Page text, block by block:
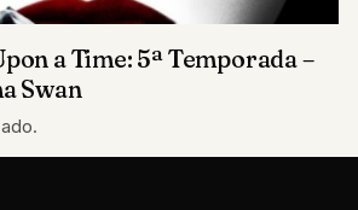
a Time: 5ª Temporada –
Swan